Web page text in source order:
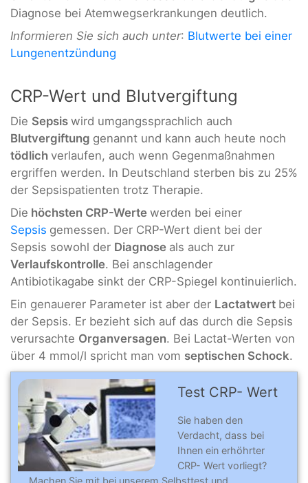
Diagnose bei Atemwegserkrankungen deutlich.
Informieren Sie sich auch unter: Blutwerte bei einer
Lungenentzündung
CRP-Wert und Blutvergiftung
Die Sepsis wird umgangssprachlich auch
Blutvergiftung genannt und kann auch heute noch
tödlich verlaufen, auch wenn Gegenmaßnahmen
ergriffen werden. In Deutschland sterben bis zu 25%
der Sepsispatienten trotz Therapie.
Die höchsten CRP-Werte werden bei einer
Sepsis gemessen. Der CRP-Wert dient bei der
Sepsis sowohl der Diagnose als auch zur
Verlaufskontrolle. Bei anschlagender
Antibiotikagabe sinkt der CRP-Spiegel kontinuierlich.
Ein genauerer Parameter ist aber der Lactatwert bei
der Sepsis. Er bezieht sich auf das durch die Sepsis
verursachte Organversagen. Bei Lactat-Werten von
über 4 mmol/l spricht man vom septischen Schock.
Test CRP- Wert
Sie haben den
Verdacht, dass bei
Ihnen ein erhöhrter
CRP- Wert vorliegt?
Machen Sie mit bei unserem Selbsttest und